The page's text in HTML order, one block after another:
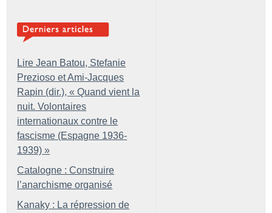
Lire Jean Batou, Stefanie
Prezioso et Ami-Jacques
Rapin (dir.), « Quand vient la
nuit. Volontaires
internationaux contre le
fascisme (Espagne 1936-
1939) »
Catalogne : Construire
l’anarchisme organisé
Kanaky : La répression de